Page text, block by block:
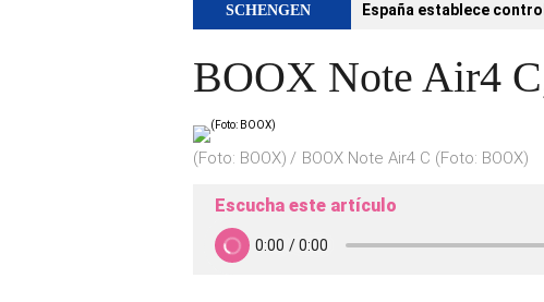
SCHENGEN España establece
BOOX Note Air4
(Foto: BOOX) BOOX Note Air4 C (Foto: BOOX)
Escucha este artículo